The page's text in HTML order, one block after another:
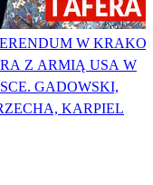
W
Z ARMIĄ USA W
GADOWSKI,
KARPIEL